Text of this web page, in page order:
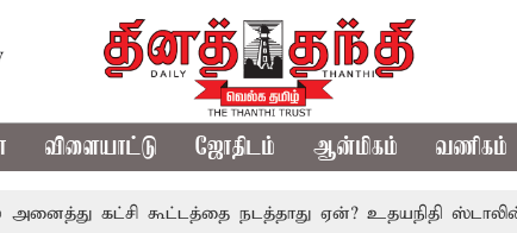
விளையாட்டு ஜோதிடம் ஆன்மிகம் வணிகம்
கட்சி கூட்டத்தை நடத்தாது ஏன்? உதயநிதி ஸ்டாலின் கேள்வி